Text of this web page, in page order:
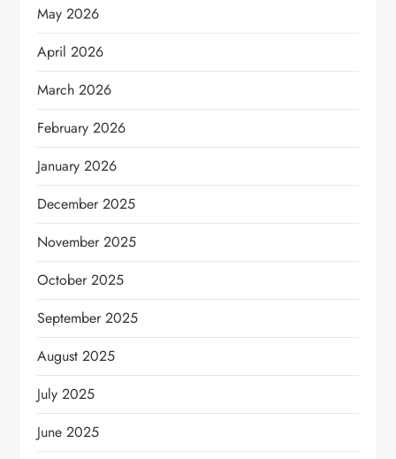
May 2026
April 2026
March 2026
February 2026
January 2026
December 2025
November 2025
October 2025
September 2025
August 2025
July 2025
June 2025